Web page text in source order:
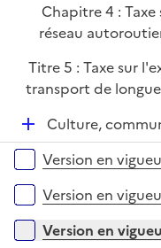
rl
i
e
r
Chapitre 4 :
réseau
Titre 5 : Taxe sur
transport de
D
é
p
e
Culture,
Versions sur la
Version en
Version en
Version en